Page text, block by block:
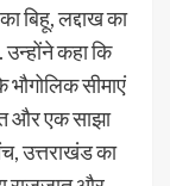
बिहू, लद्दाख का
कहा कि
सीमाएं
और एक साझा
उत्तराखंड का